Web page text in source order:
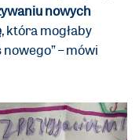
nowych
, która mogłaby
– mówi